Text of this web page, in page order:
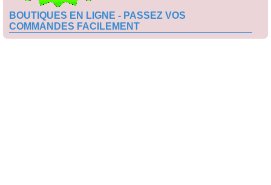
BOUTIQUES EN LIGNE - PASSEZ VOS
COMMANDES FACILEMENT